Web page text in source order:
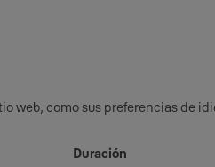
web, como sus preferencias de
Duración